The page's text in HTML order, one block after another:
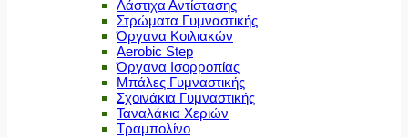
Λάστιχα Αντίστασης
Στρώματα Γυμναστικής
Όργανα Κοιλιακών
Aerobic Step
Όργανα Ισορροπίας
Μπάλες Γυμναστικής
Σχοινάκια Γυμναστικής
Ταναλάκια Χεριών
Τραμπολίνο